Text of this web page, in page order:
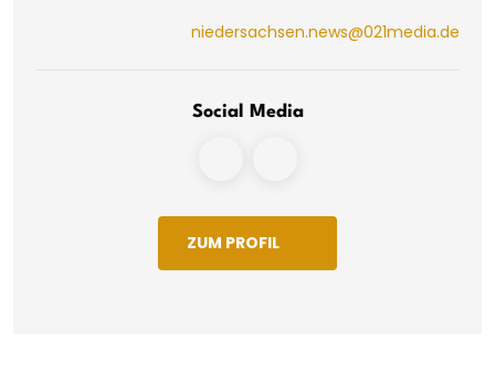
niedersachsen.news@021media.de
Social Media
ZUM PROFIL